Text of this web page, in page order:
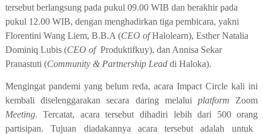
tersebut berlangsung pada pukul 09.00 WIB dan berakhir pada
pukul 12.00 WIB, dengan menghadirkan tiga pembicara, yakni
Florentini Wang Liem, B.B.A (CEO ofHalolearn), Esther Natalia
Dominiq Lubis (CEO of Produktifkuy), dan Annisa Sekar
Pranastuti (Community & Partnership Lead di Haloka).
Mengingat pandemi yang belum reda, acaraImpact Circle kali ini
kembalidiselenggarakan secara daring melalui platform Zoom
Meeting. Tercatat, acara tersebutdihadiri lebih dari 500orang
partisipan.Tujuan diadakannya acara tersebut adalah untuk